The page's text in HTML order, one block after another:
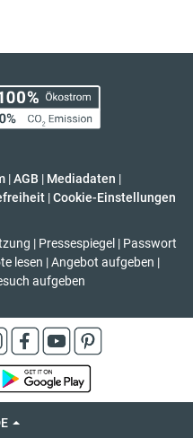
|AGB | Mediadaten |
| Cookie-Einstellungen
| Pressespiegel | Passwort
lesen | Angebot aufgeben |
aufgeben